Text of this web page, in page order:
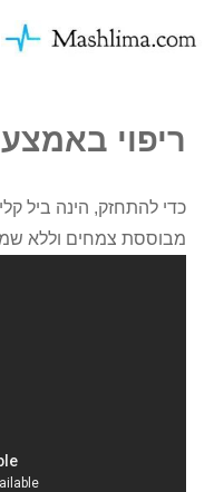
ריפוי
כדי להתחזק, הינה ביל
מבוססת צמחים וללא שמן